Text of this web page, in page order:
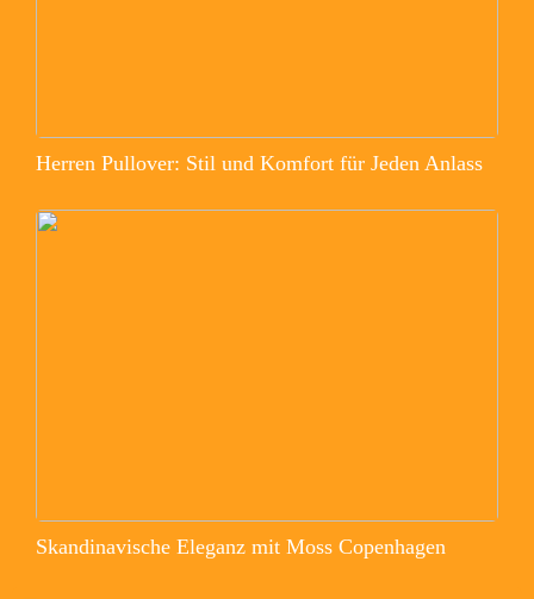
Herren Pullover: Stil und Komfort für Jeden Anlass
Skandinavische Eleganz mit Moss Copenhagen